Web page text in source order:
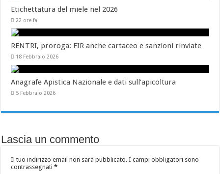
Etichettatura del miele nel 2026
22 ore fa
RENTRI, proroga: FIR anche cartaceo e sanzioni rinviate
18 Febbraio 2026
Anagrafe Apistica Nazionale e dati sull’apicoltura
5 Febbraio 2026
Lascia un commento
Il tuo indirizzo email non sarà pubblicato. I campi obbligatori sono
contrassegnati*